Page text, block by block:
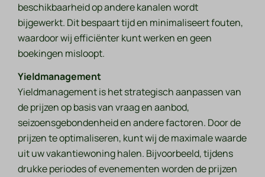
beschikbaarheid op andere kanalen wordt
bijgewerkt. Dit bespaart tijd en minimaliseert fouten,
waardoor wij efficiënter kunt werken en geen
boekingen misloopt.
Yieldmanagement
Yieldmanagement is het strategisch aanpassen van
de prijzen op basis van vraag en aanbod,
seizoensgebondenheid en andere factoren. Door de
prijzen te optimaliseren, kunt wij de maximale waarde
uit uw vakantiewoning halen. Bijvoorbeeld, tijdens
drukke periodes of evenementen worden de prijzen